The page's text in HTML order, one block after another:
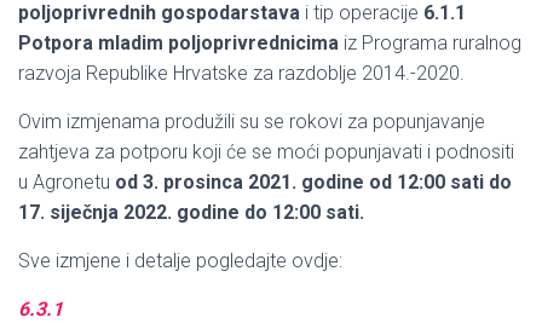
poljoprivrednih gospodarstava i tip operacije 6.1.1
Potpora mladim poljoprivrednicima iz Programa ruralnog
razvoja Republike Hrvatske za razdoblje 2014.-2020.
Ovim izmjenama produžili su se rokovi za popunjavanje
zahtjeva za potporu koji će se moći popunjavati i podnositi
u Agronetu od 3. prosinca 2021. godine od 12:00 sati do
17. siječnja 2022. godine do 12:00 sati.
Sve izmjene i detalje pogledajte ovdje:
6.3.1